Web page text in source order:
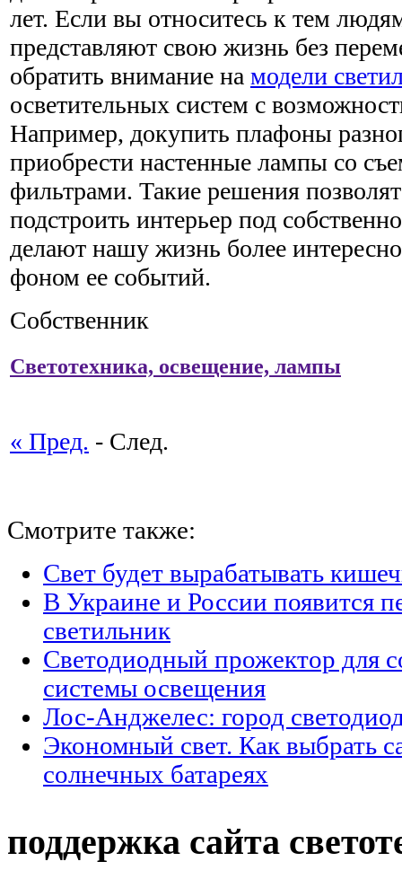
лет. Если вы относитесь к тем
представляют свою жизнь без
обратить внимание на модели
осветительных систем с
Например, докупить плафоны
приобрести настенные лампы со
фильтрами. Такие решения позволят
подстроить интерьер под
делают нашу жизнь более
фоном ее событий.
Собственник
Светотехника, освещение, лампы
« Пред. - След.
Смотрите также:
Свет будет вырабатывать
В Украине и России появится
светильник
Светодиодный прожектор для
системы освещения
Лос-Анджелес: город
Экономный свет. Как выбрать
солнечных батареях
поддержка сайта